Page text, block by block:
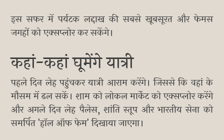
इस सफर में पर्यटक लद्दाख की सबसे खूबसूरत और फेमस
जगहों को एक्सप्लोर कर सकेंगे।
कहां-कहां घूमेंगे यात्री
पहले दिन लेह पहुंचकर यात्री आराम करेंगे। जिससे कि वहां के
मौसम में ढल सकें। शाम को लोकल मार्केट को एक्सप्लोर करेंगे
और अगले दिन लेह पैलेस, शांति स्तूप और भारतीय सेना को
समर्पित 'हॉल ऑफ फेम' दिखाया जाएगा।